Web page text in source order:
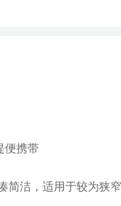
便携带
简洁，适用于较为狭